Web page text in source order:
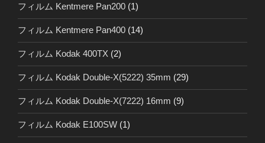
フィルム Kentmere Pan200 (1)
フィルム Kentmere Pan400 (14)
フィルム Kodak 400TX (2)
フィルム Kodak Double-X(5222) 35mm (29)
フィルム Kodak Double-X(7222) 16mm (9)
フィルム Kodak E100SW (1)